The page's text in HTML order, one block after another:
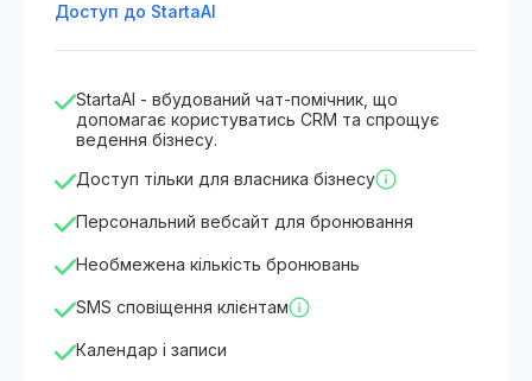
Доступ до StartaAI
StartaAI - вбудований чат-помічник, що
допомагає користуватись CRM та спрощує
ведення бізнесу.
Доступ тільки для власника бізнесу
Персональний вебсайт для бронювання
Необмежена кількість бронювань
SMS сповіщення клієнтам
Календар і записи